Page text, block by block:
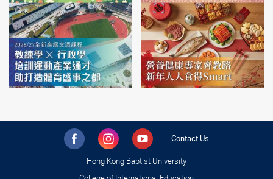
Contact Us
Hong Kong Baptist University